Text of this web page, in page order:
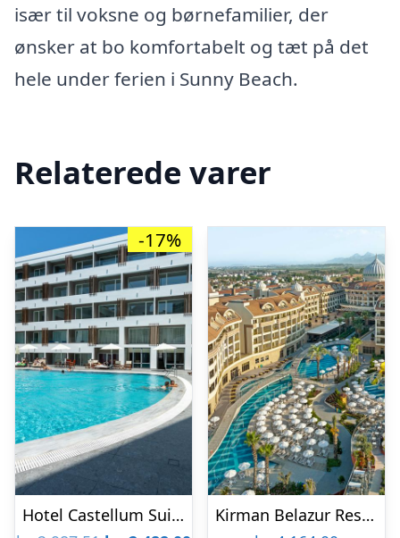
især til voksne og børnefamilier, der
ønsker at bo komfortabelt og tæt på det
hele under ferien i Sunny Beach.
Relaterede varer
-17%
Hotel Castellum Suites
Kirman Belazur Resort & Spa Hotel